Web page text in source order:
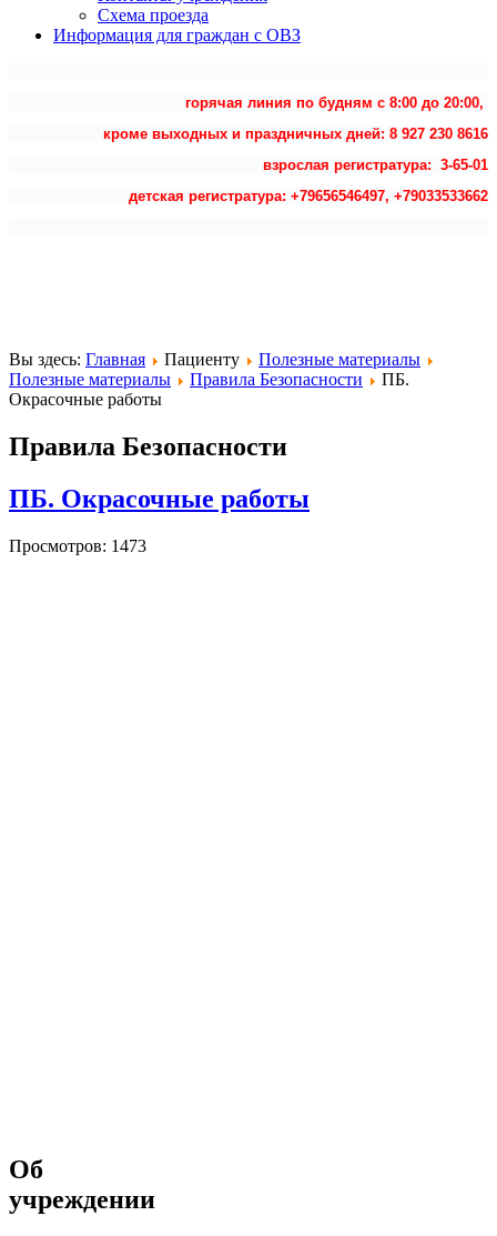
Схема проезда
Информация для граждан с ОВЗ
горячая линия по будням с 8:00 до 20:00,
кроме выходных и праздничных дней: 8 927 230 8616
взрослая регистратура: 3-65-01
детская регистратура: +79656546497, +79033533662
Вы здесь: Главная Пациенту
Полезные материалы
Полезные материалы
Правила Безопасности
ПБ.
Окрасочные работы
Правила Безопасности
ПБ. Окрасочные работы
Просмотров: 1473
Об
учреждении